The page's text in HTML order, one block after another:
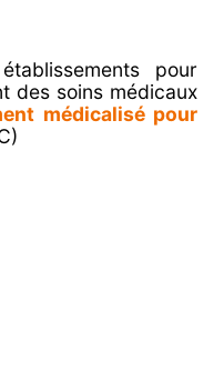
pour
des soins médicaux
médicalisé pour